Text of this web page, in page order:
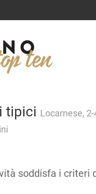
tipici Locarnese,
soddisfa i criteri